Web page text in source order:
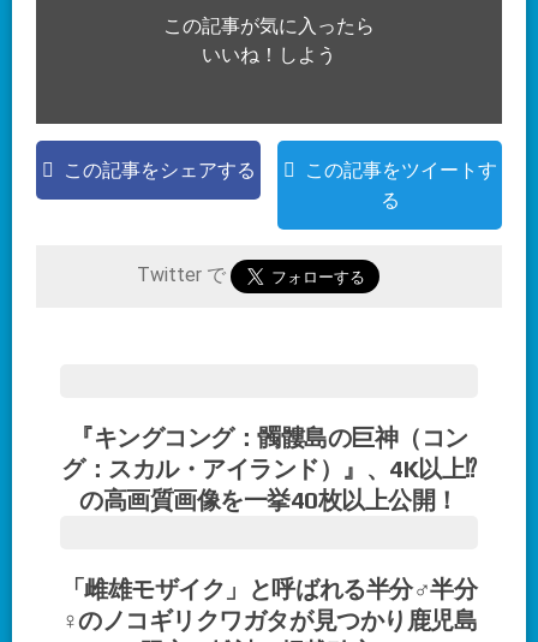
この記事が気に入ったら
いいね！しよう
この記事をシェアする
この記事をツイートす
る
Twitter で
『キングコング：髑髏島の巨神（コン
グ：スカル・アイランド）』、4K以上⁉
の高画質画像を一挙40枚以上公開！
「雌雄モザイク」と呼ばれる半分♂半分
♀のノコギリクワガタが見つかり鹿児島